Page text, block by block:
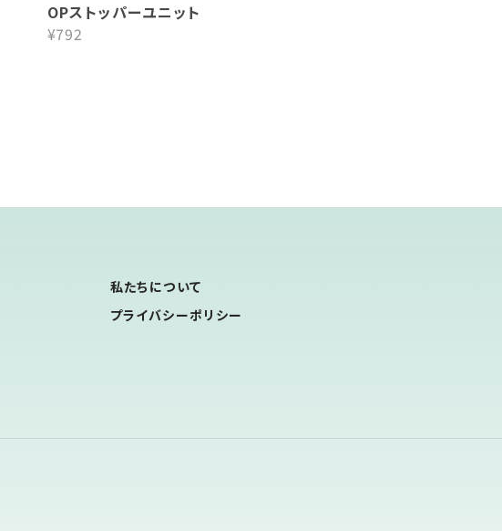
OPストッパーユニット
¥792
私たちについて
プライバシーポリシー